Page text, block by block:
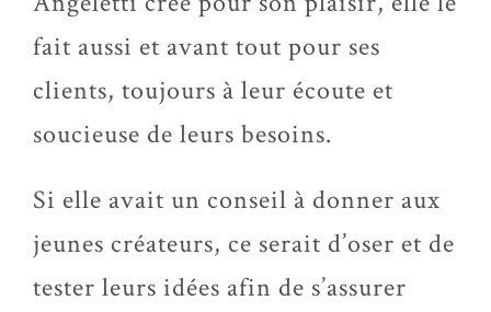
fait aussi et avant tout pour ses
clients, toujours à leur écoute et
soucieuse de leurs besoins.
Si elle avait un conseil à donner aux
jeunes créateurs, ce serait d’oser et de
tester leurs idées afin de s’assurer